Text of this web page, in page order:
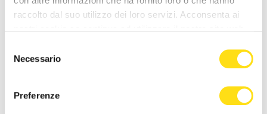
raccolto dal suo utilizzo dei loro servizi. Acconsenta ai
delNecessario
Preferenze
Dipiazza: “Memoria storica